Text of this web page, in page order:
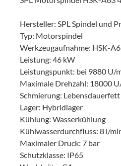
Hersteller: SPL Spindel und
Typ: Motorspindel
Werkzeugaufnahme: HSK-
Leistung: 46 kW
Leistungspunkt: bei 9880 U/
Maximale Drehzahl: 18000
Schmierung: Lebensdauerfett
Lager: Hybridlager
Kühlung: Wasserkühlung
Kühlwasserdurchfluss: 8 l/
Maximaler Druck: 7 bar
Schutzklasse: IP65